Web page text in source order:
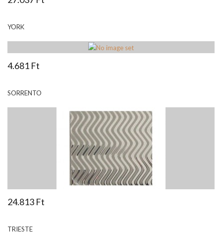
YORK
4.681 Ft
SORRENTO
24.813 Ft
TRIESTE